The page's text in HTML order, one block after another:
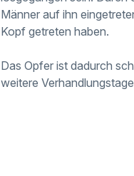
Männer auf ihn
Kopf getreten haben.
Das Opfer ist dadurch
weitere